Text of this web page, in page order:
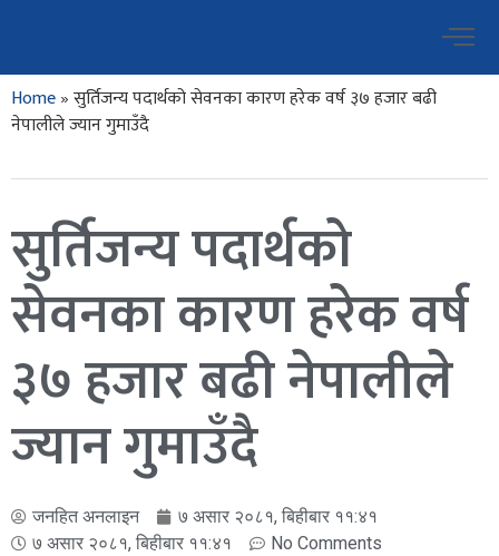
Home»सुर्तिजन्य पदार्थको सेवनका कारण हरेक वर्ष ३७ हजार बढी
नेपालीले ज्यान गुमाउँदै
सुर्तिजन्य पदार्थको
सेवनका कारण हरेक वर्ष
३७ हजार बढी नेपालीले
ज्यान गुमाउँदै
जनहित अनलाइन
७ असार २०८१, बिहीबार ११:४१
७ असार २०८१, बिहीबार ११:४१
No Comments